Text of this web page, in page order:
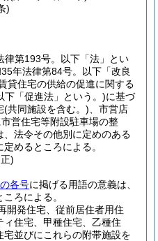
)
律第193号。以下「法」とい
年法律第84号。以下「改良
貸住宅の供給の促進に関する
下「促進法」という。)に基づ
(共同施設を含む。) 、市営店
営住宅等附設駐車場の整
法令その他別に定めのある
めるところによる。
)
各号に掲げる用語の意義は、
ろによる。
発住宅、従前居住者用住
住宅、甲種住宅、乙種住
並びにこれらの附帯施設を